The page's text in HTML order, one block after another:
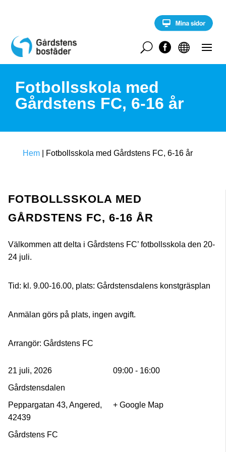
c


U
Fotbollsskola med
Gårdstens FC, 6-16 år
Hem Fotbollsskola med Gårdstens FC, 6-16 år
FOTBOLLSSKOLA MED
GÅRDSTENS FC, 6-16 ÅR
Välkommen att delta i Gårdstens FC’ fotbollsskola den 20-
24 juli.
Tid: kl. 9.00-16.00, plats: Gårdstensdalens konstgräsplan
Anmälan görs på plats, ingen avgift.
Arrangör: Gårdstens FC
21 juli, 2026
09:00 - 16:00
Gårdstensdalen
Peppargatan 43, Angered,
42439
+ Google Map
Gårdstens FC